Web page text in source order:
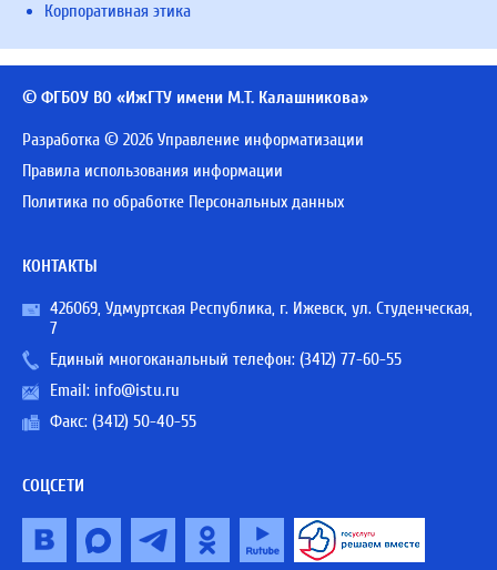
Корпоративная этика
© ФГБОУ ВО «ИжГТУ имени М.Т. Калашникова»
Разработка © 2026 Управление информатизации
Правила использования информации
Политика по обработке Персональных данных
КОНТАКТЫ
426069, Удмуртская Республика, г. Ижевск, ул. Студенческая,
7
Единый многоканальный телефон: (3412) 77-60-55
Email: info@istu.ru
Факс: (3412) 50-40-55
СОЦСЕТИ